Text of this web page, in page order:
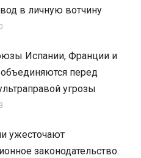
в личную вотчину
Испании, Франции и
перед
угрозы
ужесточают
законодательство.